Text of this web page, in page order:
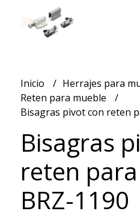
Inicio
Herrajes para
Reten para mueble
Bisagras pivot con reten
Bisagras
reten
BRZ-1190